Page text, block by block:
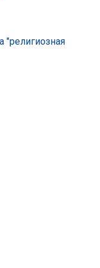
"религиозная